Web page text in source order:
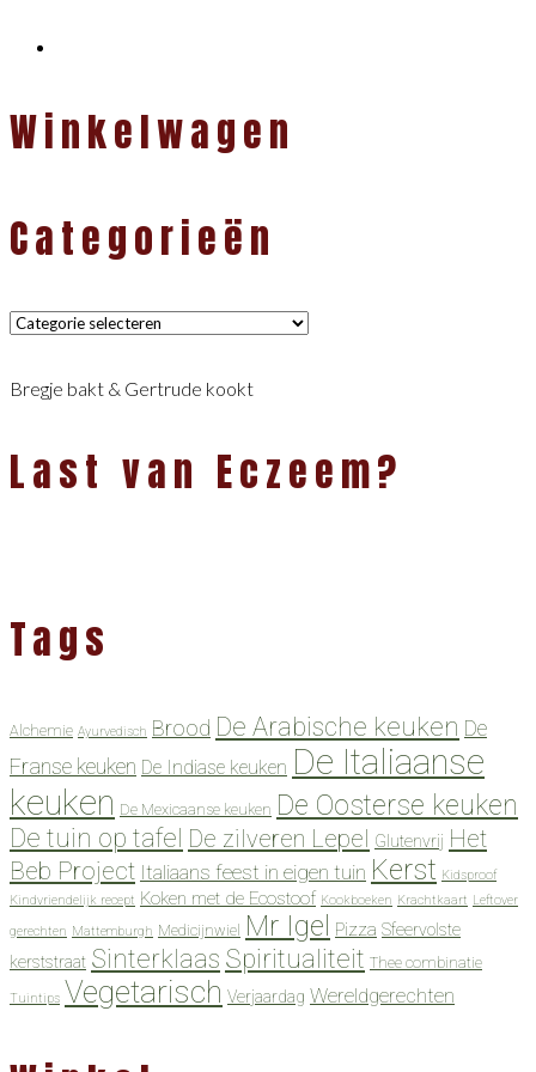
Winkelwagen
Categorieën
Categorieën
Bregje bakt & Gertrude kookt
Last van Eczeem?
Tags
Alchemie Ayurvedisch Brood De Arabische keuken De
Franse keuken De Indiase keuken De Italiaanse
keuken De Mexicaanse keuken De Oosterse keuken
De tuin op tafel De zilveren Lepel Glutenvrij Het
Beb Project Italiaans feest in eigen tuin Kerst Kidsproof
Kindvriendelijk recept Koken met de Ecostoof Kookboeken Krachtkaart Leftover
gerechten Mattemburgh Medicijnwiel Mr Igel Pizza Sfeervolste
kerststraat Sinterklaas Spiritualiteit Thee combinatie
Tuintips Vegetarisch Verjaardag Wereldgerechten